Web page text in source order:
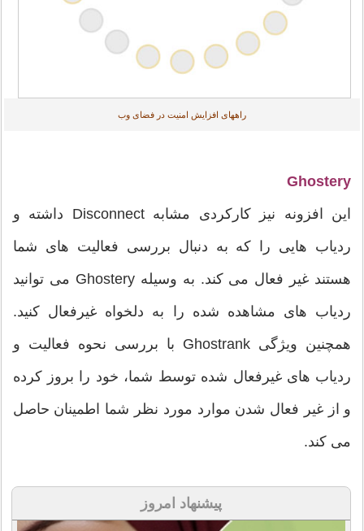
راههای افزایش امنیت در فضای وب
Ghostery
این افزونه نیز کارکردی مشابه Disconnect داشته و
ردیاب هایی را که به دنبال بررسی فعالیت های شما
هستند غیر فعال می کند. به وسیله Ghostery می توانید
ردیاب های مشاهده شده را به دلخواه غیرفعال کنید.
همچنین ویژگی Ghostrank با بررسی نحوه فعالیت و
ردیاب های غیرفعال شده توسط شما، خود را بروز کرده
و از غیر فعال شدن موارد مورد نظر شما اطمینان حاصل
می کند.
پیشنهاد امروز